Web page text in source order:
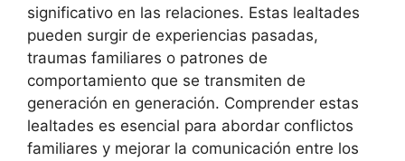
significativo en las relaciones. Estas lealtades
pueden surgir de experiencias pasadas,
traumas familiares o patrones de
comportamiento que se transmiten de
generación en generación. Comprender estas
lealtades es esencial para abordar conflictos
familiares y mejorar la comunicación entre los